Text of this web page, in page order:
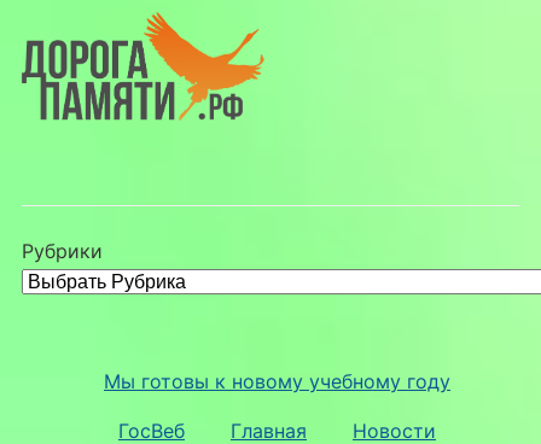
Рубрики
Мы готовы к новому учебному году
ГосВеб Главная Новости